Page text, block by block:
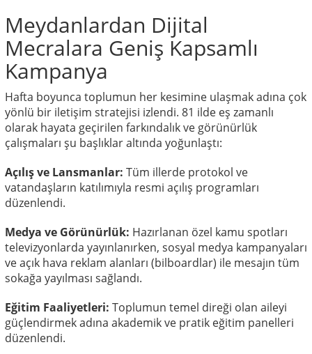
Meydanlardan Dijital
Mecralara Geniş Kapsamlı
Kampanya
Hafta boyunca toplumun her kesimine ulaşmak adına çok
yönlü bir iletişim stratejisi izlendi. 81 ilde eş zamanlı
olarak hayata geçirilen farkındalık ve görünürlük
çalışmaları şu başlıklar altında yoğunlaştı:
Açılış ve Lansmanlar: Tüm illerde protokol ve
vatandaşların katılımıyla resmi açılış programları
düzenlendi.
Medya ve Görünürlük: Hazırlanan özel kamu spotları
televizyonlarda yayınlanırken, sosyal medya kampanyaları
ve açık hava reklam alanları (bilboardlar) ile mesajın tüm
sokağa yayılması sağlandı.
Eğitim Faaliyetleri: Toplumun temel direği olan aileyi
güçlendirmek adına akademik ve pratik eğitim panelleri
düzenlendi.